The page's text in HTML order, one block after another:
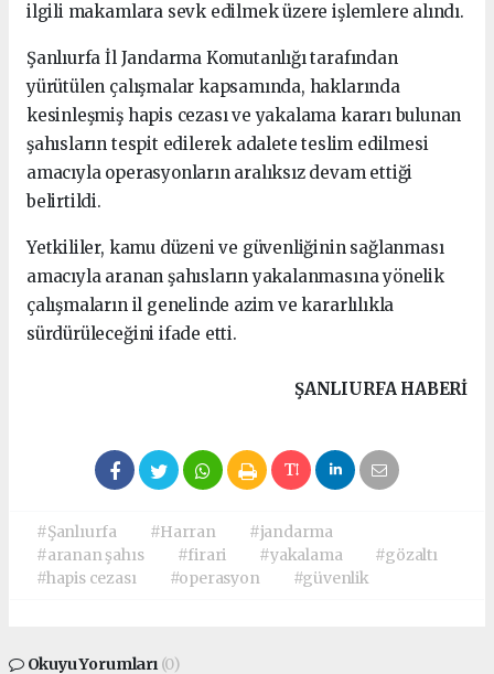
ilgili makamlara sevk edilmek üzere işlemlere alındı.
Şanlıurfa İl Jandarma Komutanlığı tarafından
yürütülen çalışmalar kapsamında, haklarında
kesinleşmiş hapis cezası ve yakalama kararı bulunan
şahısların tespit edilerek adalete teslim edilmesi
amacıyla operasyonların aralıksız devam ettiği
belirtildi.
Yetkililer, kamu düzeni ve güvenliğinin sağlanması
amacıyla aranan şahısların yakalanmasına yönelik
çalışmaların il genelinde azim ve kararlılıkla
sürdürüleceğini ifade etti.
ŞANLIURFA HABERİ
#Şanlıurfa #Harran
#jandarma
#aranan şahıs
#firari #yakalama
#gözaltı
#hapis cezası
#operasyon #güvenlik
Okuyu Yorumları (0)